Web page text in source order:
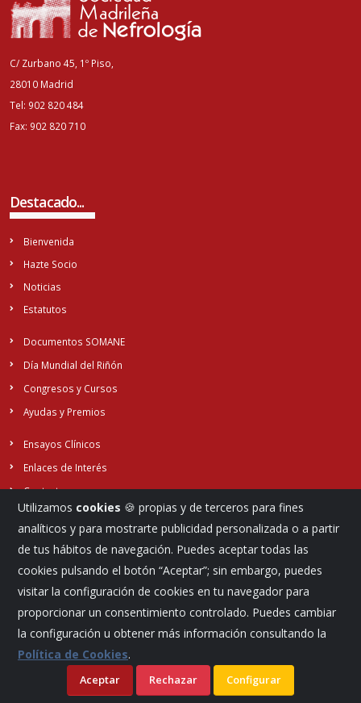
C/ Zurbano 45, 1º Piso,
28010 Madrid
Tel: 902 820 484
Fax: 902 820 710
Destacado...
Bienvenida
Hazte Socio
Noticias
Estatutos
Documentos SOMANE
Día Mundial del Riñón
Congresos y Cursos
Ayudas y Premios
Ensayos Clínicos
Enlaces de Interés
Contacto
Síguenos...
©Sociedad Madrileña de Nefrología
Política de cookies
Utilizamos cookies 🍪 propias y de terceros para fines
analíticos y para mostrarte publicidad personalizada o a partir
de tus hábitos de navegación. Puedes aceptar todas las
cookies pulsando el botón “Aceptar”; sin embargo, puedes
visitar la configuración de cookies en tu navegador para
proporcionar un consentimiento controlado. Puedes cambiar
la configuración u obtener más información consultando la
Política de Cookies.
Aceptar Rechazar Configurar